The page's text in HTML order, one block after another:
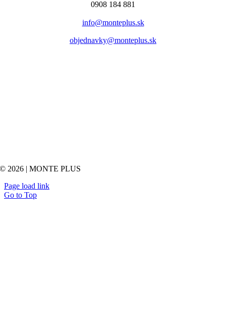
0908 184 881
info@monteplus.sk
objednavky@monteplus.sk
© 2026 | MONTE PLUS
Page load link
Go to Top